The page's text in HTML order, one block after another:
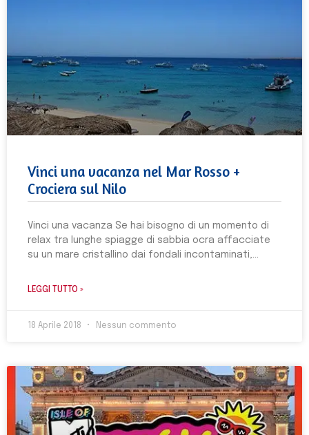
Vinci una vacanza nel Mar Rosso +
Crociera sul Nilo
Vinci una vacanza Se hai bisogno di un momento di
relax tra lunghe spiagge di sabbia ocra affacciate
su un mare cristallino dai fondali incontaminati,
LEGGI TUTTO »
18 Aprile 2018 Nessun commento